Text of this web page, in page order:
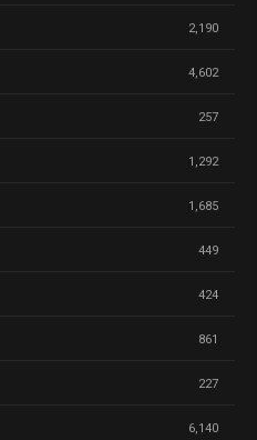
2,190
4,602
257
1,292
1,685
449
424
861
227
6,140